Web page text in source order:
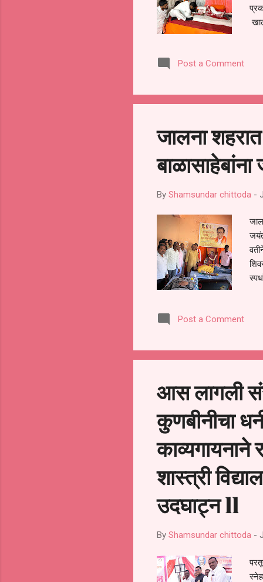
Post a Comment
जालना
By Shamsundar chittoda -
Post a Comment
आस लागली
कुणबीनीचा
शास्त्री
उदघाट्न ll
By Shamsundar chittoda -